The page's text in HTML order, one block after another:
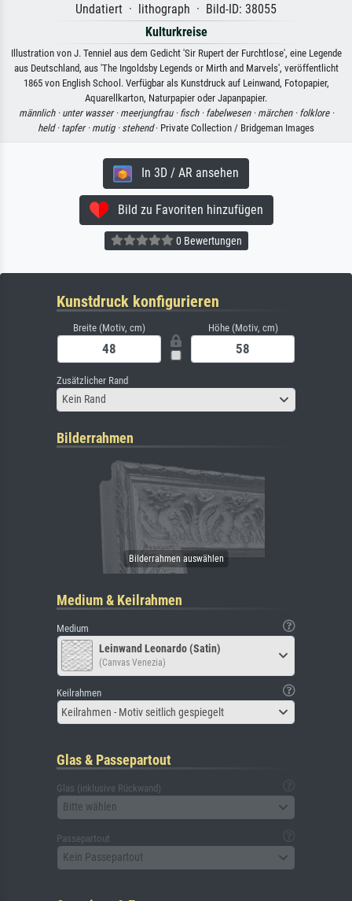
Undatiert · lithograph · Bild-ID: 38055
Kulturkreise
Illustration von J. Tenniel aus dem Gedicht 'Sir Rupert der Furchtlose', eine Legende
aus Deutschland, aus 'The Ingoldsby Legends or Mirth and Marvels', veröffentlicht
1865 von English School. Verfügbar als Kunstdruck auf Leinwand, Fotopapier,
Aquarellkarton, Naturpapier oder Japanpapier.
männlich · unter wasser · meerjungfrau · fisch · fabelwesen · märchen · folklore ·
held · tapfer · mutig · stehend· Private Collection / Bridgeman Images
In 3D / AR ansehen
Bild zu Favoriten hinzufügen
0 Bewertungen
Kunstdruck konfigurieren
Breite (Motiv, cm) Höhe (Motiv, cm)
Zusätzlicher Rand
Kein Rand
Bilderrahmen
Medium & Keilrahmen
Medium
Leinwand Leonardo (Satin)
(Canvas Venezia)
Keilrahmen
Keilrahmen - Motiv seitlich gespiegelt
Glas & Passepartout
Glas (inklusive Rückwand)
Bitte wählen
Passepartout
Kein Passepartout